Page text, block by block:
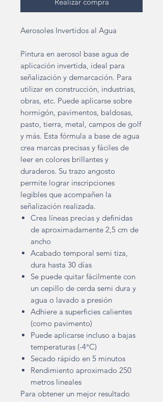
Aerosoles Invertidos al Agua
Pintura en aerosol base agua de
aplicación invertida, ideal para
señalización y demarcación. Para
utilizar en construcción, industrias,
obras, etc. Puede aplicarse sobre
hormigón, pavimentos, baldosas,
pasto, tierra, metal, campos de golf
y más. Esta fórmula a base de agua
crea marcas precisas y fáciles de
leer en colores brillantes y
duraderos. Su trazo angosto
permite lograr inscripciones
legibles que acompañen la
señalización realizada.
Crea líneas precias y definidas
de aproximadamente 2,5 cm de
ancho
Acabado temporal semi tiza,
dura hasta 30 días
Se puede quitar fácilmente con
un cepillo de cerda semi dura y
agua o lavado a presión
Adhiere a superficies calientes
(como pavimento)
Puede aplicarse incluso a bajas
temperaturas (-4°C)
Secado rápido en 5 minutos
Rendimiento aproximado 250
metros lineales
Para obtener un mejor resultado